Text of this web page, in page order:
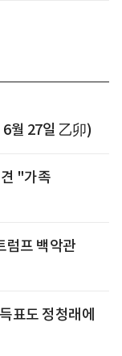
월 27일 乙卯)
"가족
럼프 백악관
표도 정청래에